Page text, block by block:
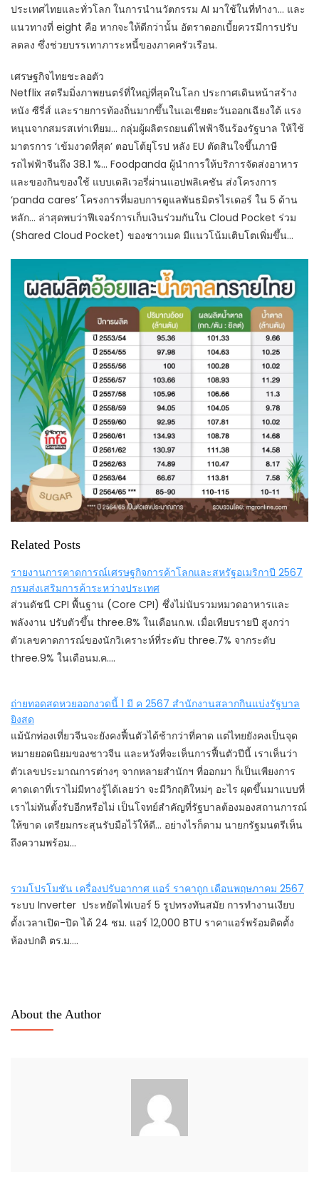
ประเทศไทยและทั่วโลก ในการนำนวัตกรรม AI มาใช้ในที่ทำงา… และ
แนวทางที่ eight คือ หากจะให้ดีกว่านั้น อัตราดอกเบี้ยควรมีการปรับ
ลดลง ซึ่งช่วยบรรเทาภาระหนี้ของภาคครัวเรือน.
เศรษฐกิจไทยชะลอตัว
Netflix สตรีมมิ่งภาพยนตร์ที่ใหญ่ที่สุดในโลก ประกาศเดินหน้าสร้าง
หนัง ซีรี่ส์ และรายการท้องถิ่นมากขึ้นในเอเชียตะวันออกเฉียงใต้ แรง
หนุนจากสมรสเท่าเทียม… กลุ่มผู้ผลิตรถยนต์ไฟฟ้าจีนร้องรัฐบาล ให้ใช้
มาตรการ ‘เข้มงวดที่สุด’ ตอบโต้ยุโรป หลัง EU ตัดสินใจขึ้นภาษี
รถไฟฟ้าจีนถึง 38.1 %… Foodpanda ผู้นำการให้บริการจัดส่งอาหาร
และของกินของใช้ แบบเดลิเวอรี่ผ่านแอปพลิเคชัน ส่งโครงการ
‘panda cares’ โครงการที่มอบการดูแลพันธมิตรไรเดอร์ ใน 5 ด้าน
หลัก… ล่าสุดพบว่าฟีเจอร์การเก็บเงินร่วมกันใน Cloud Pocket ร่วม
(Shared Cloud Pocket) ของชาวเมค มีแนวโน้มเติบโตเพิ่มขึ้น…
Related Posts
รายงานการคาดการณ์เศรษฐกิจการค้าโลกและสหรัฐอเมริกาปี 2567
กรมส่งเสริมการค้าระหว่างประเทศ
ส่วนดัชนี CPI พื้นฐาน (Core CPI) ซึ่งไม่นับรวมหมวดอาหารและ
พลังงาน ปรับตัวขึ้น three.8% ในเดือนก.พ. เมื่อเทียบรายปี สูงกว่า
ตัวเลขคาดการณ์ของนักวิเคราะห์ที่ระดับ three.7% จากระดับ
three.9% ในเดือนม.ค.…
ถ่ายทอดสดหวยออกงวดนี้ 1 มี ค 2567 สำนักงานสลากกินแบ่งรัฐบาล
ยิงสด
แม้นักท่องเที่ยวจีนจะยังคงฟื้นตัวได้ช้ากว่าที่คาด แต่ไทยยังคงเป็นจุด
หมายยอดนิยมของชาวจีน และหวังที่จะเห็นการฟื้นตัวปีนี้ เราเห็นว่า
ตัวเลขประมาณการต่างๆ จากหลายสำนักฯ ที่ออกมา ก็เป็นเพียงการ
คาดเดาที่เราไม่มีทางรู้ได้เลยว่า จะมีวิกฤติใหม่ๆ อะไร ผุดขึ้นมาแบบที่
เราไม่ทันตั้งรับอีกหรือไม่ เป็นโจทย์สำคัญที่รัฐบาลต้องมองสถานการณ์
ให้ขาด เตรียมกระสุนรับมือไว้ให้ดี... อย่างไรก็ตาม นายกรัฐมนตรีเห็น
ถึงความพร้อม…
รวมโปรโมชัน เครื่องปรับอากาศ แอร์ ราคาถูก เดือนพฤษภาคม 2567
ระบบ Inverter ประหยัดไฟเบอร์ 5 รูปทรงทันสมัย การทำงานเงียบ
ตั้งเวลาเปิด-ปิด ได้ 24 ชม. แอร์ 12,000 BTU ราคาแอร์พร้อมติดตั้ง
ห้องปกติ ตร.ม.…
About the Author